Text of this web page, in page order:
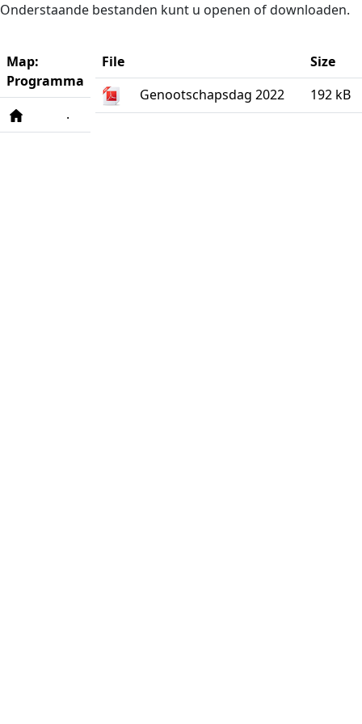
Naar de inhoud
Onderstaande bestanden kunt u openen of downloaden.
Map:
Programma
.
File
Size
Genootschapsdag 2022
192 kB